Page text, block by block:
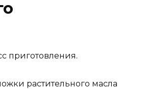
приготовления.
растительного масла